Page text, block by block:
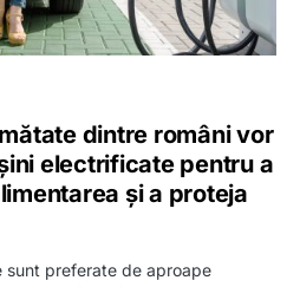
dintre români vor
electrificate pentru a
și a proteja
sunt preferate de aproape